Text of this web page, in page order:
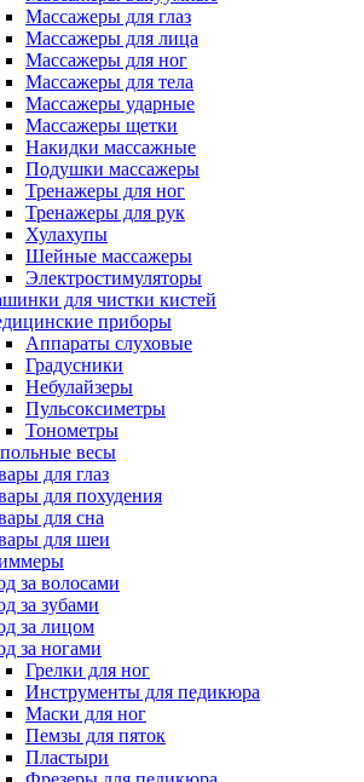
Массажеры для глаз
Массажеры для лица
Массажеры для ног
Массажеры для тела
Массажеры ударные
Массажеры щетки
Накидки массажные
Подушки массажеры
Тренажеры для ног
Тренажеры для рук
Хулахупы
Шейные массажеры
Электростимуляторы
для чистки кистей
приборы
Аппараты слуховые
Градусники
Небулайзеры
Пульсоксиметры
Тонометры
весы
для глаз
для похудения
для сна
для шеи
за волосами
за зубами
за лицом
за ногами
Грелки для ног
Инструменты для педикюра
Маски для ног
Пемзы для пяток
Пластыри